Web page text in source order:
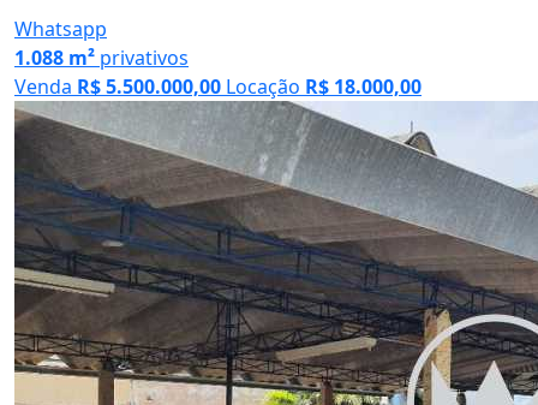
Whatsapp
1.088 m² privativos
Venda R$ 5.500.000,00 Locação R$ 18.000,00